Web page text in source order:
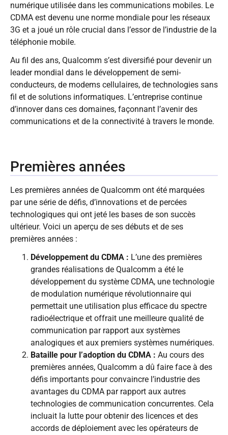
numérique utilisée dans les communications mobiles. Le
CDMA est devenu une norme mondiale pour les réseaux
3G et a joué un rôle crucial dans l’essor de l’industrie de la
téléphonie mobile.
Au fil des ans, Qualcomm s’est diversifié pour devenir un
leader mondial dans le développement de semi-
conducteurs, de modems cellulaires, de technologies sans
fil et de solutions informatiques. L’entreprise continue
d’innover dans ces domaines, façonnant l’avenir des
communications et de la connectivité à travers le monde.
Premières années
Les premières années de Qualcomm ont été marquées
par une série de défis, d’innovations et de percées
technologiques qui ont jeté les bases de son succès
ultérieur. Voici un aperçu de ses débuts et de ses
premières années :
Développement du CDMA : L’une des premières
grandes réalisations de Qualcomm a été le
développement du système CDMA, une technologie
de modulation numérique révolutionnaire qui
permettait une utilisation plus efficace du spectre
radioélectrique et offrait une meilleure qualité de
communication par rapport aux systèmes
analogiques et aux premiers systèmes numériques.
Bataille pour l’adoption du CDMA : Au cours des
premières années, Qualcomm a dû faire face à des
défis importants pour convaincre l’industrie des
avantages du CDMA par rapport aux autres
technologies de communication concurrentes. Cela
incluait la lutte pour obtenir des licences et des
accords de déploiement avec les opérateurs de